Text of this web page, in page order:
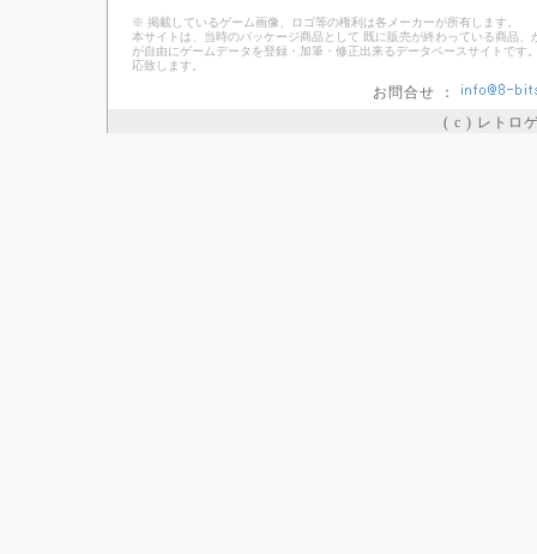
※ 掲載しているゲーム画像、ロゴ等の権利は各メーカーが所有します。
本サイトは、当時のパッケージ商品として 既に販売が終わっている商品
が自由にゲームデータを登録・加筆・修正出来るデータベースサイトで
応致します。
お問合せ ：
( c ) レトロ